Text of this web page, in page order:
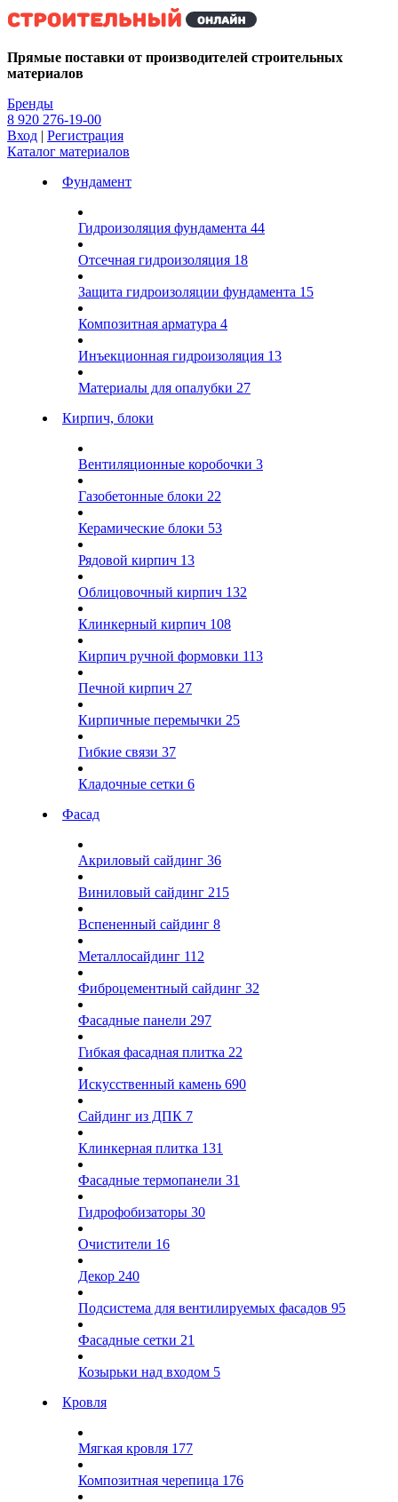
Kg
Прямые поставки от производителей строительных
материалов
Бренды
8 920 276-19-00
Вход | Регистрация
Каталог материалов
Фундамент
Гидроизоляция фундамента 44
Отсечная гидроизоляция 18
Защита гидроизоляции фундамента 15
Композитная арматура 4
Инъекционная гидроизоляция 13
Материалы для опалубки 27
Кирпич, блоки
Вентиляционные коробочки 3
Газобетонные блоки 22
Керамические блоки 53
Рядовой кирпич 13
Облицовочный кирпич 132
Клинкерный кирпич 108
Кирпич ручной формовки 113
Печной кирпич 27
Кирпичные перемычки 25
Гибкие связи 37
Кладочные сетки 6
Фасад
Акриловый сайдинг 36
Виниловый сайдинг 215
Вспененный сайдинг 8
Металлосайдинг 112
Фиброцементный сайдинг 32
Фасадные панели 297
Гибкая фасадная плитка 22
Искусственный камень 690
Сайдинг из ДПК 7
Клинкерная плитка 131
Фасадные термопанели 31
Гидрофобизаторы 30
Очистители 16
Декор 240
Подсистема для вентилируемых фасадов 95
Фасадные сетки 21
Козырьки над входом 5
Кровля
Мягкая кровля 177
Композитная черепица 176